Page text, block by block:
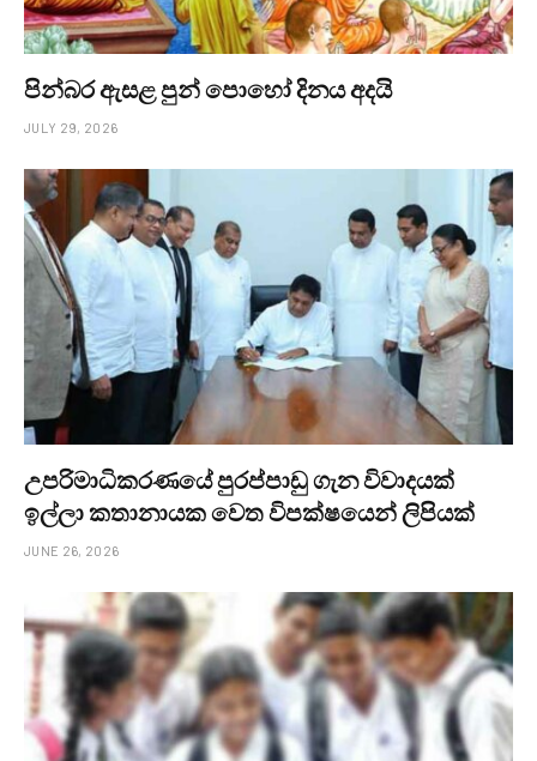
පින්බර ඇසළ පුන් පොහෝ දිනය අදයි
JULY 29, 2026
උපරිමාධිකරණයේ පුරප්පාඩු ගැන විවාදයක්
ඉල්ලා කතානායක වෙත විපක්ෂයෙන් ලිපියක්
JUNE 26, 2026